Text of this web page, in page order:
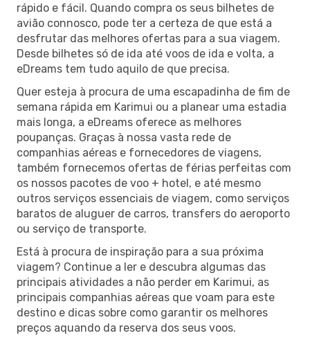
rápido e fácil. Quando compra os seus bilhetes de
avião connosco, pode ter a certeza de que está a
desfrutar das melhores ofertas para a sua viagem.
Desde bilhetes só de ida até voos de ida e volta, a
eDreams tem tudo aquilo de que precisa.
Quer esteja à procura de uma escapadinha de fim de
semana rápida em Karimui ou a planear uma estadia
mais longa, a eDreams oferece as melhores
poupanças. Graças à nossa vasta rede de
companhias aéreas e fornecedores de viagens,
também fornecemos ofertas de férias perfeitas com
os nossos pacotes de voo + hotel, e até mesmo
outros serviços essenciais de viagem, como serviços
baratos de aluguer de carros, transfers do aeroporto
ou serviço de transporte.
Está à procura de inspiração para a sua próxima
viagem? Continue a ler e descubra algumas das
principais atividades a não perder em Karimui, as
principais companhias aéreas que voam para este
destino e dicas sobre como garantir os melhores
preços aquando da reserva dos seus voos.